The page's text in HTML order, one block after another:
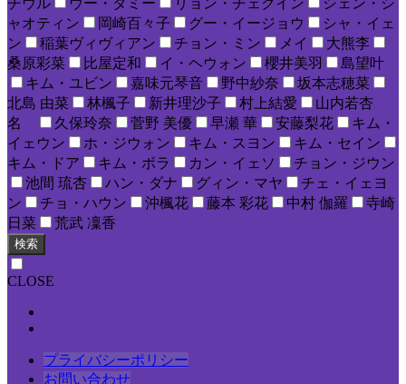
チウル
ウー・タミー リョン・チェクイン
シェン・シ
ャオティン
岡崎百々子 グー・イージョウ
シャ・イェ
ン
稲葉ヴィヴィアン チョン・ミン メイ
大熊李
桑原彩菜
比屋定和 イ・ヘウォン 櫻井美羽
島望叶
キム・ユビン
嘉味元琴音 野中紗奈
坂本志穂菜
北島 由菜
林楓子 新井理沙子 村上結愛
山内若杏
名
久保玲奈 菅野 美優 早瀬 華 安藤梨花
キム・
イェウン
ホ・ジウォン キム・スヨン
キム・セイン
キム・ドア
キム・ボラ カン・イェソ
チョン・ジウン
池間 琉杏
ハン・ダナ グィン・マヤ
チェ・イェヨ
ン
チョ・ハウン 沖楓花 藤本 彩花 中村 伽羅
寺崎
日菜
荒武 凜香
検索
CLOSE
プライバシーポリシー
お問い合わせ